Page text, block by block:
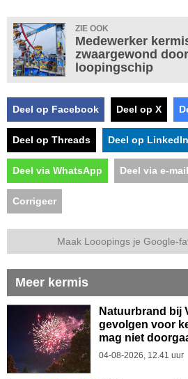
ZIE OOK
Medewerker
zwaargewond
loopingschip
Deel op Facebook Deel op X
Deel op Threads Deel op LinkedIn
Deel via WhatsApp Deel via e-mail
Corrigeer
Maak Looopings je Google-
Meer kermis
Natuurbrand bij
gevolgen voor
mag niet
04-08-2026, 12.41 uur